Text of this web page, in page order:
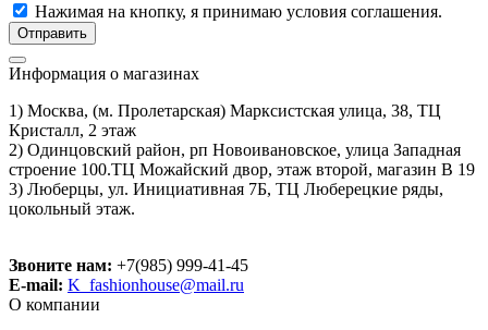
Нажимая на кнопку, я принимаю условия соглашения.
Информация о магазинах
1) Москва, (м. Пролетарская) Марксистская улица, 38, ТЦ
Кристалл, 2 этаж
2) Одинцовский район, рп Новоивановское, улица Западная
строение 100.ТЦ Можайский двор, этаж второй, магазин В 19
3) Люберцы, ул. Инициативная 7Б, ТЦ Люберецкие ряды,
цокольный этаж.
Звоните нам: +7(985) 999-41-45
E-mail: K_fashionhouse@mail.ru
О компании